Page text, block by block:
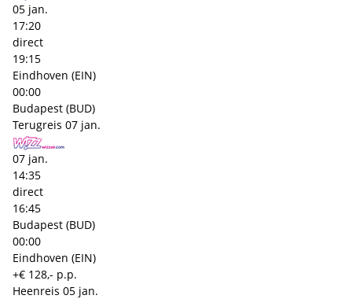
05 jan.
17:20
direct
19:15
Eindhoven (EIN)
00:00
Budapest (BUD)
Terugreis 07 jan.
07 jan.
14:35
direct
16:45
Budapest (BUD)
00:00
Eindhoven (EIN)
+€ 128,- p.p.
Heenreis 05 jan.